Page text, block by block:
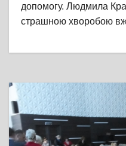
допомогу. Людмила
страшною хворобою